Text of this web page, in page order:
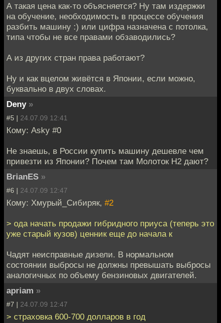
А такая цена как-то объясняется? Ну там издержки
на обучение, необходимость в процессе обучения
разбить машину :) или цифра назначена с потолка,
типа чтобы не все правами обзаводились?
А из других стран права работают?
Ну и как вцелом живётся в Японии, если можно,
буквально в двух словах.
Deny »
#5 | 24.07.09 12:41
Кому: Asky #0
Не знаешь, в России купить машину дешевле чем
привезти из Японии? Почем там Молоток Н2 дают?
BrianES »
#6 | 24.07.09 12:47
Кому: Хмурый_Сибиряк, #2
> ода начать продажи гибридного приуса (теперь это
уже старый кузов) ценник еще до начала к
Чадят неисправные дизели. В нормальном
состоянии выбросы не должны превышать выбросы
аналогичных по объему бензиновых двигателей.
apriam »
#7 | 24.07.09 12:47
> страховка 600-700 долларов в год